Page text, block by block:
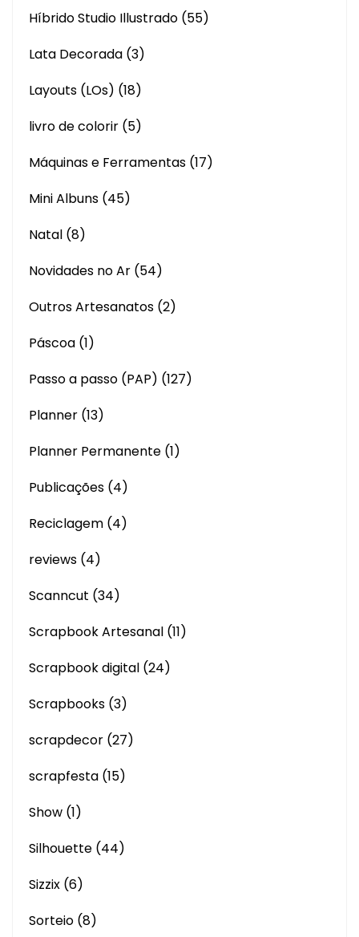
Híbrido Studio Illustrado (55)
Lata Decorada (3)
Layouts (LOs) (18)
livro de colorir (5)
Máquinas e Ferramentas (17)
Mini Albuns (45)
Natal (8)
Novidades no Ar (54)
Outros Artesanatos (2)
Páscoa (1)
Passo a passo (PAP) (127)
Planner (13)
Planner Permanente (1)
Publicações (4)
Reciclagem (4)
reviews (4)
Scanncut (34)
Scrapbook Artesanal (11)
Scrapbook digital (24)
Scrapbooks (3)
scrapdecor (27)
scrapfesta (15)
Show (1)
Silhouette (44)
Sizzix (6)
Sorteio (8)